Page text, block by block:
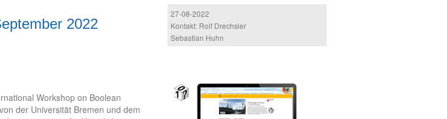
2022
Workshop on Boolean
der Universität Bremen und dem
27-08-2022
Kontakt: Rolf Drechsler
Sebastian Huhn